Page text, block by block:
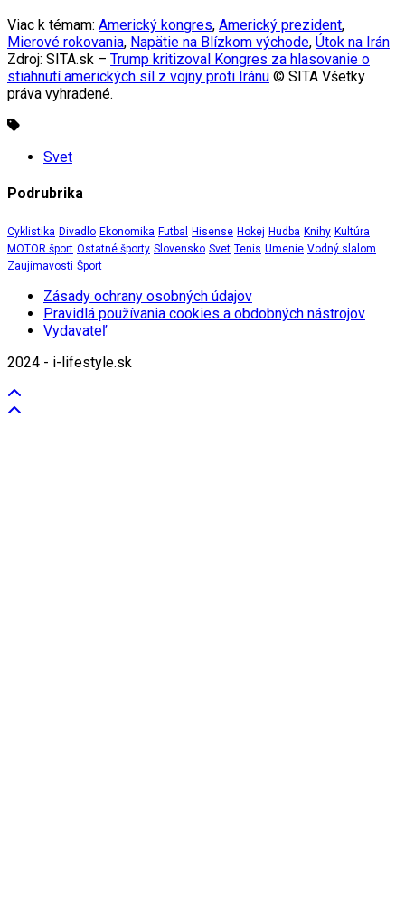
Viac k témam: Americký kongres, Americký prezident,
Mierové rokovania, Napätie na Blízkom východe, Útok na Irán
Zdroj: SITA.sk – Trump kritizoval Kongres za hlasovanie o
stiahnutí amerických síl z vojny proti Iránu © SITA Všetky
práva vyhradené.
Svet
Podrubrika
Cyklistika Divadlo Ekonomika Futbal Hisense Hokej Hudba Knihy Kultúra
MOTOR šport Ostatné športy Slovensko Svet Tenis Umenie Vodný slalom
Zaujímavosti Šport
Zásady ochrany osobných údajov
Pravidlá používania cookies a obdobných nástrojov
Vydavateľ
2024 - i-lifestyle.sk